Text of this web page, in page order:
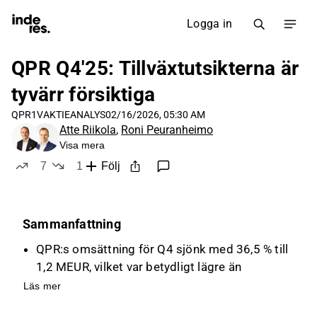
Logga in
QPR Q4'25: Tillväxtutsikterna är
tyvärr försiktiga
QPR1VAKTIEANALYS02/16/2026, 05:30 AM
Atte Riikola, Roni Peuranheimo
Visa mera
7
1
Följ
Sammanfattning
QPR:s omsättning för Q4 sjönk med 36,5 % till
1,2 MEUR, vilket var betydligt lägre än
förväntade 1,9 MEUR, främst på grund av
Läs mer